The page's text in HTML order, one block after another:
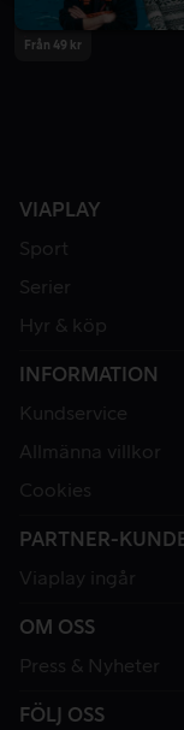
Från 49 kr
VIAPLAY
Sport
Serier
Hyr & köp
INFORMATION
Kundservice
Allmänna villkor
Cookies
PARTNER-
Viaplay ingår
OM OSS
Press & Nyheter
FÖLJ OSS